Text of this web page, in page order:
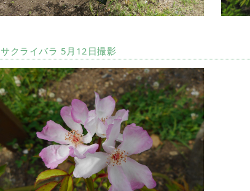
サクライバラ 5月12日撮影